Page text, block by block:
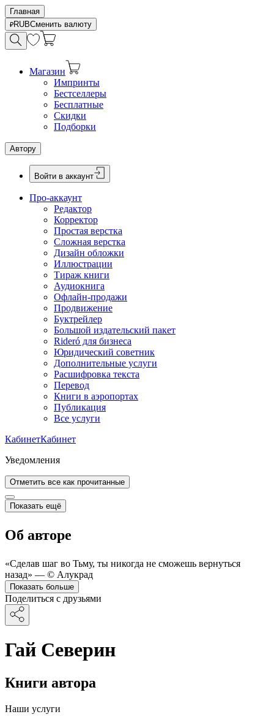
Главная
RUBСменить валюту
Магазин
Импринты
Бестселлеры
Бесплатные
Скидки
Подборки
Автору
Войти в аккаунт
Про-аккаунт
Редактор
Корректор
Простая верстка
Сложная верстка
Дизайн обложки
Иллюстрации
Тираж книги
Аудиокнига
Офлайн-продажи
Продвижение
Буктрейлер
Большой издательский пакет
Rideró для бизнеса
Юридический советник
Дополнительные услуги
Расшифровка текста
Перевод
Книги в аэропортах
Публикация
Все услуги
КабинетКабинет
Уведомления
Отметить все как прочитанные
Показать ещё
Об авторе
«Сделав шаг во Тьму, ты никогда не сможешь вернуться
назад» — © Алукрад
Показать больше
Поделиться с друзьями
Гай Северин
Книги автора
Наши услуги